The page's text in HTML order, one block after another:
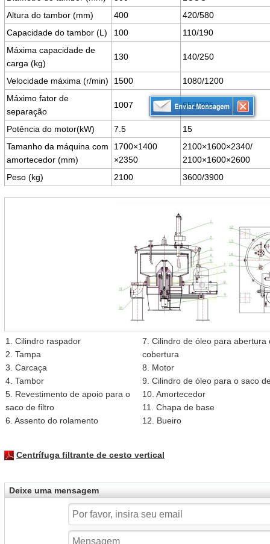
Altura do tambor (mm)
400
420/580
Capacidade do tambor (L)
100
110/190
Máxima capacidade de
carga (kg)
130 140/250
Velocidade máxima (r/min) 1500
1080/1200
Máximo fator de
separação
1007 652/805
Potência do motor(kW) 7.5
15
Tamanho da máquina com
amortecedor (mm)
1700×1400
×2350
2100×1600×2340/
2100×1600×2600
Peso (kg)
2100 3600/3900
1. Cilindro raspador
2. Tampa
3. Carcaça
4. Tambor
5. Revestimento de apoio para o
saco de filtro
6. Assento do rolamento
7. Cilindro de óleo para abertura
cobertura
8. Motor
9. Cilindro de óleo para o saco
10. Amortecedor
11. Chapa de base
12. Bueiro
Centrífuga filtrante de cesto vertical
Deixe uma mensagem